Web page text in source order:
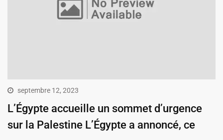
septembre 12, 2023
L’Égypte accueille un sommet d’urgence
sur la Palestine L’Égypte a annoncé, ce